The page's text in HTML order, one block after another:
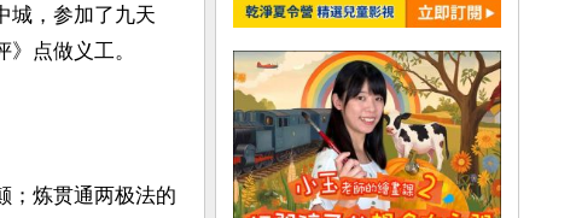
城，参加了九天
点做义工。
；炼贯通两极法的